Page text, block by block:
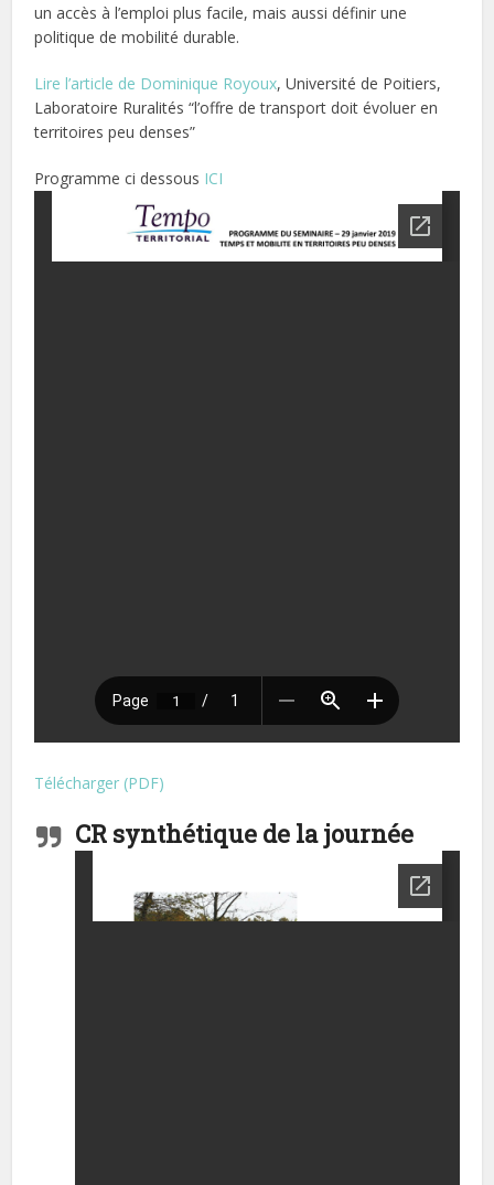
un accès à l’emploi plus facile, mais aussi définir une
politique de mobilité durable.
Lire l’article de Dominique Royoux, Université de Poitiers,
Laboratoire Ruralités “l’offre de transport doit évoluer en
territoires peu denses”
Programme ci dessous ICI
Télécharger (PDF)
CR synthétique de la journée